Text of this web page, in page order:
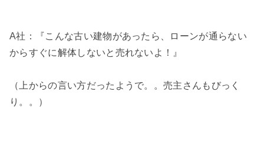
A社：『こんな古い建物があったら、ローンが通らない
からすぐに解体しないと売れないよ！』
（上からの言い方だったようで。。売主さんもびっく
り。。）